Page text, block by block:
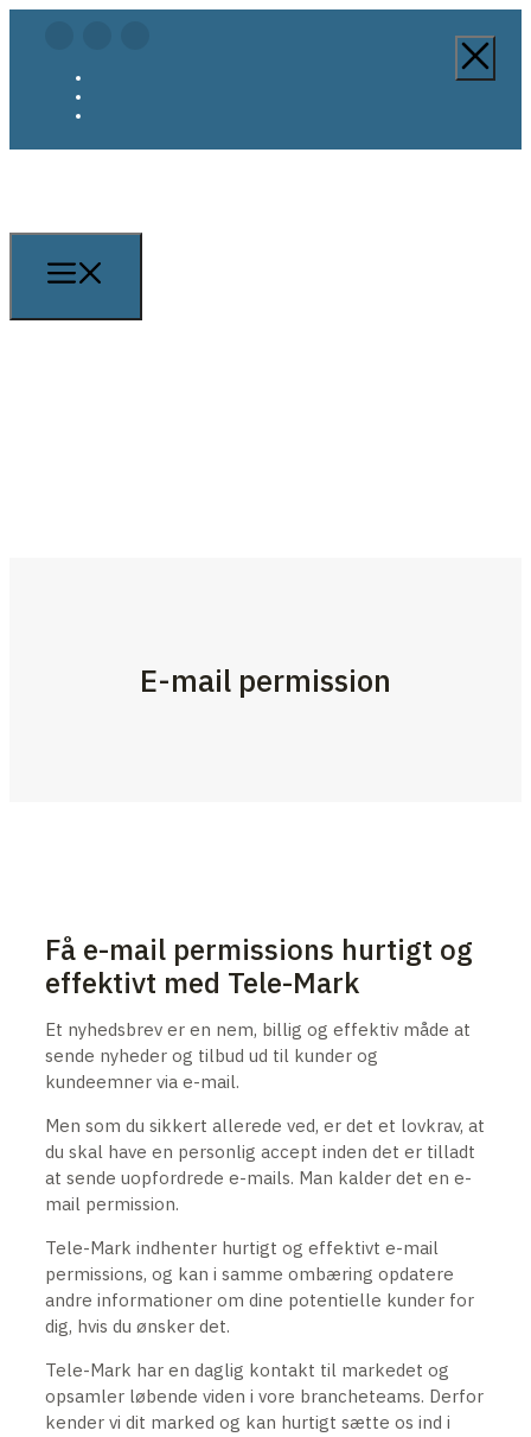
E-mail permission
Få e-mail permissions hurtigt og
effektivt med Tele-Mark
Et nyhedsbrev er en nem, billig og effektiv måde at
sende nyheder og tilbud ud til kunder og
kundeemner via e-mail.
Men som du sikkert allerede ved, er det et lovkrav, at
du skal have en personlig accept inden det er tilladt
at sende uopfordrede e-mails. Man kalder det en e-
mail permission.
Tele-Mark indhenter hurtigt og effektivt e-mail
permissions, og kan i samme ombæring opdatere
andre informationer om dine potentielle kunder for
dig, hvis du ønsker det.
Tele-Mark har en daglig kontakt til markedet og
opsamler løbende viden i vore brancheteams. Derfor
kender vi dit marked og kan hurtigt sætte os ind i